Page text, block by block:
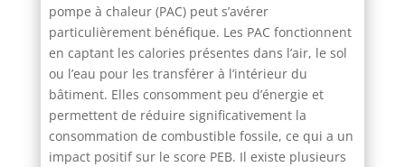
pompe à chaleur (PAC) peut s’avérer
particulièrement bénéfique. Les PAC fonctionnent
en captant les calories présentes dans l’air, le sol
ou l’eau pour les transférer à l’intérieur du
bâtiment. Elles consomment peu d’énergie et
permettent de réduire significativement la
consommation de combustible fossile, ce qui a un
impact positif sur le score PEB. Il existe plusieurs